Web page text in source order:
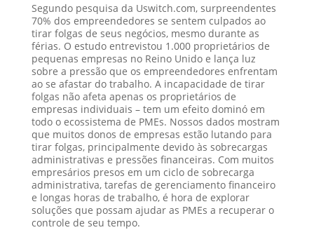
Segundo pesquisa da Uswitch.com, surpreendentes
70% dos empreendedores se sentem culpados ao
tirar folgas de seus negócios, mesmo durante as
férias. O estudo entrevistou 1.000 proprietários de
pequenas empresas no Reino Unido e lança luz
sobre a pressão que os empreendedores enfrentam
ao se afastar do trabalho. A incapacidade de tirar
folgas não afeta apenas os proprietários de
empresas individuais – tem um efeito dominó em
todo o ecossistema de PMEs. Nossos dados mostram
que muitos donos de empresas estão lutando para
tirar folgas, principalmente devido às sobrecargas
administrativas e pressões financeiras. Com muitos
empresários presos em um ciclo de sobrecarga
administrativa, tarefas de gerenciamento financeiro
e longas horas de trabalho, é hora de explorar
soluções que possam ajudar as PMEs a recuperar o
controle de seu tempo.